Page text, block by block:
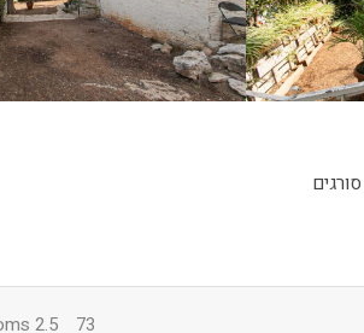
סורגים
73
2.5 Bedrooms